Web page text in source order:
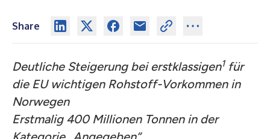
Share
Deutliche Steigerung bei erstklassigen1für
die EU wichtigen Rohstoff-Vorkommen in
Norwegen
Erstmalig 400 Millionen Tonnen in der